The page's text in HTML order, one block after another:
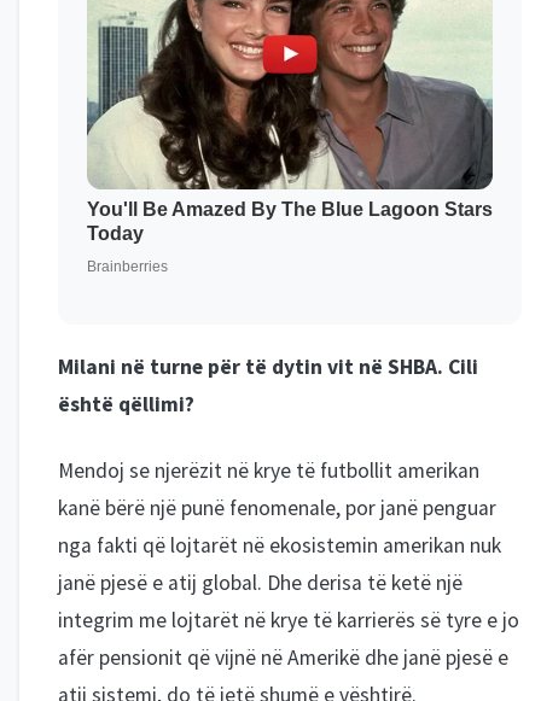
Milani në turne për të dytin vit në SHBA. Cili
është qëllimi?
Mendoj se njerëzit në krye të futbollit amerikan
kanë bërë një punë fenomenale, por janë penguar
nga fakti që lojtarët në ekosistemin amerikan nuk
janë pjesë e atij global. Dhe derisa të ketë një
integrim me lojtarët në krye të karrierës së tyre e jo
afër pensionit që vijnë në Amerikë dhe janë pjesë e
atij sistemi, do të jetë shumë e vështirë.